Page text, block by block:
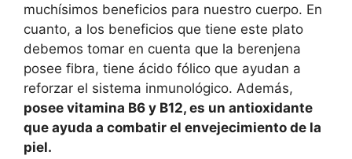
muchísimos beneficios para nuestro cuerpo. En
cuanto, a los beneficios que tiene este plato
debemos tomar en cuenta que la berenjena
posee fibra, tiene ácido fólico que ayudan a
reforzar el sistema inmunológico. Además,
posee vitamina B6 y B12, es un antioxidante
que ayuda a combatir el envejecimiento de la
piel.